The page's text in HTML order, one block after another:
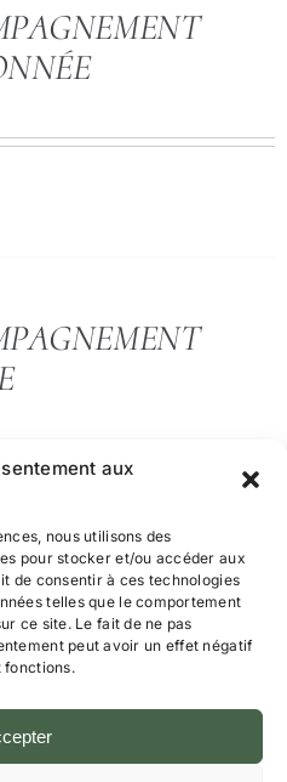
aux
nous utilisons des
pour stocker et/ou accéder aux
de consentir à ces technologies
telles que le comportement
ce site. Le fait de ne pas
peut avoir un effet négatif
fonctions.
de Confidentialité
CGV
cookies (UE)